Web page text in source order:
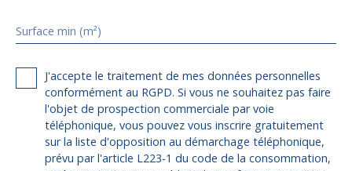
Surface min (m²)
J'accepte le traitement de mes données personnelles
conformément au RGPD. Si vous ne souhaitez pas faire
l'objet de prospection commerciale par voie
téléphonique, vous pouvez vous inscrire gratuitement
sur la liste d'opposition au démarchage téléphonique,
prévu par l'article L223-1 du code de la consommation,